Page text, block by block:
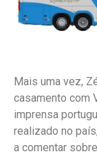
Mais uma vez,
casamento com
imprensa
realizado no
a comentar